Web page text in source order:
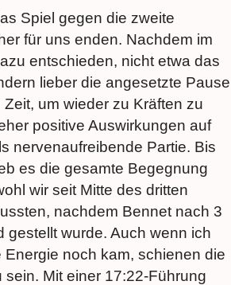
Spiel gegen die zweite
für uns enden. Nachdem im
entschieden, nicht etwa das
lieber die angesetzte Pause
um wieder zu Kräften zu
positive Auswirkungen auf
nervenaufreibende Partie. Bis
es die gesamte Begegnung
wir seit Mitte des dritten
nachdem Bennet nach 3
gestellt wurde. Auch wenn ich
noch kam, schienen die
Mit einer 17:22-Führung